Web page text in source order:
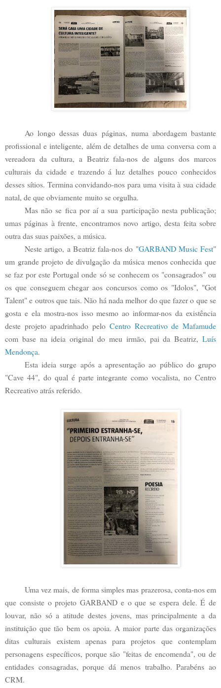
Ao longo dessas duas páginas, numa abordagem bastante
profissional e inteligente, além de detalhes de uma conversa com a
vereadora da cultura, a Beatriz fala-nos de alguns dos marcos
culturais da cidade e trazendo á luz detalhes pouco conhecidos
desses sítios. Termina convidando-nos para uma visita à sua cidade
natal, de que obviamente muito se orgulha.
Mas não se fica por aí a sua participação nesta publicação;
umas páginas à frente, encontramos novo artigo, desta feita sobre
outra das suas paixões, a música.
Neste artigo, a Beatriz fala-nos do "GARBAND Music Fest"
um grande projeto de divulgação da música menos conhecida que
se faz por este Portugal onde só se conhecem os "consagrados" ou
os que conseguem chegar aos concursos como os "Idolos", "Got
Talent" e outros que tais. Não há nada melhor do que fazer o que se
gosta e ela mostra-nos isso mesmo ao informar-nos da existência
deste projeto apadrinhado pelo Centro Recreativo de Mafamude
com base na ideia original do meu irmão, pai da Beatriz, Luís
Mendonça.
Esta ideia surge após a apresentação ao público do grupo
"Cave 44", do qual é parte integrante como vocalista, no Centro
Recreativo atrás referido.
Uma vez mais, de forma simples mas prazerosa, conta-nos em
que consiste o projeto GARBAND e o que se espera dele. É de
louvar, não só a atitude destes jovens, mas principalmente a da
instituição que tão bem os apoia. A maior parte das organizações
ditas culturais existem apenas para projetos que contemplam
personagens específicos, porque são "feitas de encomenda", ou de
entidades consagradas, porque dá menos trabalho. Parabéns ao
CRM.